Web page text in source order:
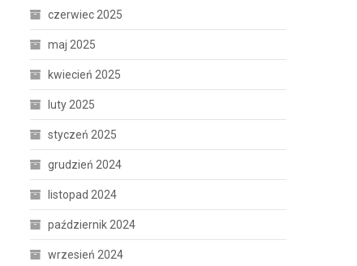
czerwiec 2025
maj 2025
kwiecień 2025
luty 2025
styczeń 2025
grudzień 2024
listopad 2024
październik 2024
wrzesień 2024